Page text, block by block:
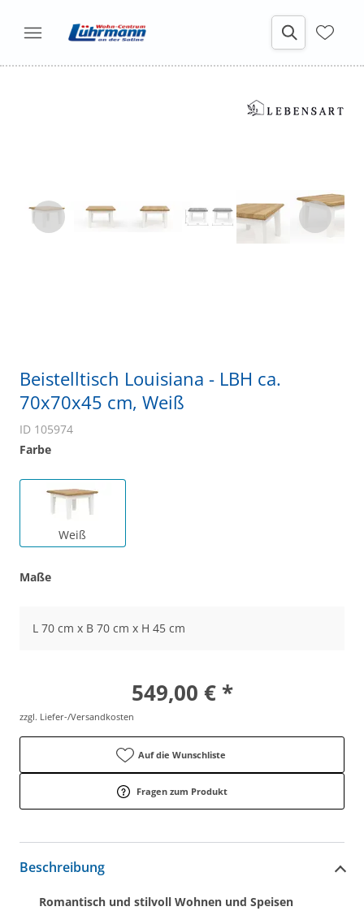
Beistelltisch Louisiana - LBH ca.
70x70x45 cm, Weiß
ID 105974
Farbe
Weiß
Maße
L 70 cm x B 70 cm x H 45 cm
549,00 € *
zzgl. Liefer-/Versandkosten
Auf die Wunschliste
Fragen zum Produkt
Beschreibung
Romantisch und stilvoll Wohnen und Speisen